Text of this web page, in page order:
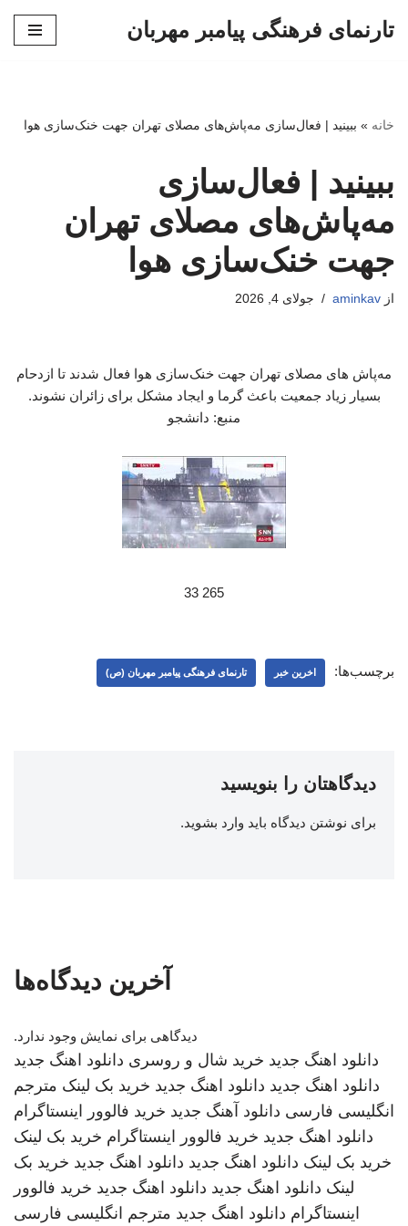
تارنمای فرهنگی پیامبر مهربان
خانه » ببینید | فعال‌سازی مه‌پاش‌های مصلای تهران جهت خنک‌سازی هوا
ببینید | فعال‌سازی
مه‌پاش‌های مصلای تهران
جهت خنک‌سازی هوا
از aminkav جولای 4, 2026
مه‌پاش های مصلای تهران جهت خنک‌سازی هوا فعال شدند تا ازدحام
بسیار زیاد جمعیت باعث گرما و ایجاد مشکل برای زائران نشوند.
منبع: دانشجو
265 33
برچسب‌ها: اخرین خبر تارنمای فرهنگی پیامبر مهربان (ص)
دیدگاهتان را بنویسید
برای نوشتن دیدگاه باید وارد بشوید.
آخرین دیدگاه‌ها
دیدگاهی برای نمایش وجود ندارد.
دانلود اهنگ جدید خرید شال و روسری دانلود اهنگ جدید
دانلود اهنگ جدید دانلود اهنگ جدید خرید بک لینک مترجم
انگلیسی فارسی دانلود آهنگ جدید خرید فالوور اینستاگرام
دانلود اهنگ جدید خرید فالوور اینستاگرام خرید بک لینک
خرید بک لینک دانلود اهنگ جدید دانلود اهنگ جدید خرید بک
لینک دانلود اهنگ جدید دانلود اهنگ جدید خرید فالوور
اینستاگرام دانلود اهنگ جدید مترجم انگلیسی فارسی